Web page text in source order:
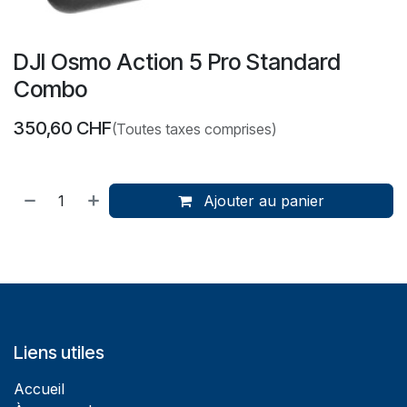
DJI Osmo Action 5 Pro Standard
Combo
350,60 CHF(Toutes taxes comprises)
Ajouter au panier
Liens utiles
Accueil